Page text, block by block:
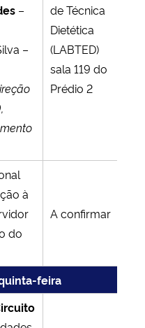
–
–
de Técnica
Dietética
(LABTED)
sala 119 do
Prédio 2
à
do
A confirmar
feira